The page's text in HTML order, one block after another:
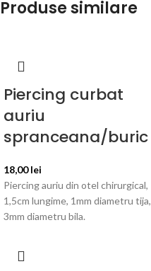
Produse similare
Piercing curbat
auriu
spranceana/buric
18,00lei
Piercing auriu din otel chirurgical,
1,5cm lungime, 1mm diametru tija,
3mm diametru bila.